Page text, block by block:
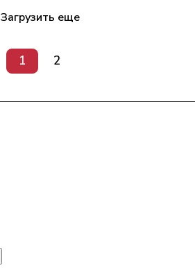
Загрузить еще
1 2